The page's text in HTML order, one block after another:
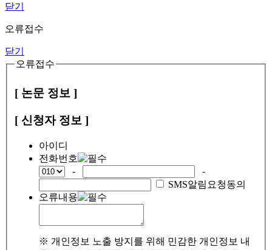
닫기
오류접수
닫기
오류접수
[ 논문 정보 ]
[ 신청자 정보 ]
아이디
전화번호
-
-
SMS알림요청동의
오류내용
※ 개인정보 노출 방지를 위해 민감한 개인정보 내